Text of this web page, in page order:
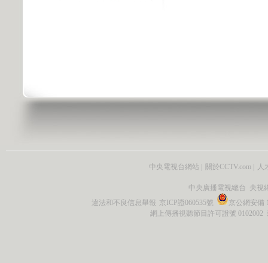
中央電視台網站 關於CCTV.com 人
中央廣播電視總台 央視
違法和不良信息舉報
京ICP證060535號
京公網安備
網上傳播視聽節目許可證號 0102002